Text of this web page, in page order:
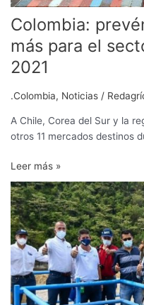
Colombia:
más para el
2021
.Colombia, Noticias /
A Chile, Corea del Sur y la
otros 11 mercados destinos
2021
Leer más »
Invertirán
más
de
$11
mil
millones
para
fortalecer